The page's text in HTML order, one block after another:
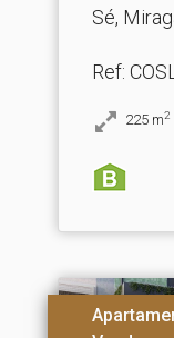
Sé,
Ref:
225 m2